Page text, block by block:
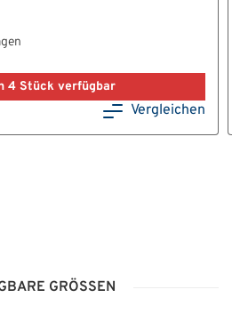
4 Stück verfügbar
Vergleichen
GRÖSSEN